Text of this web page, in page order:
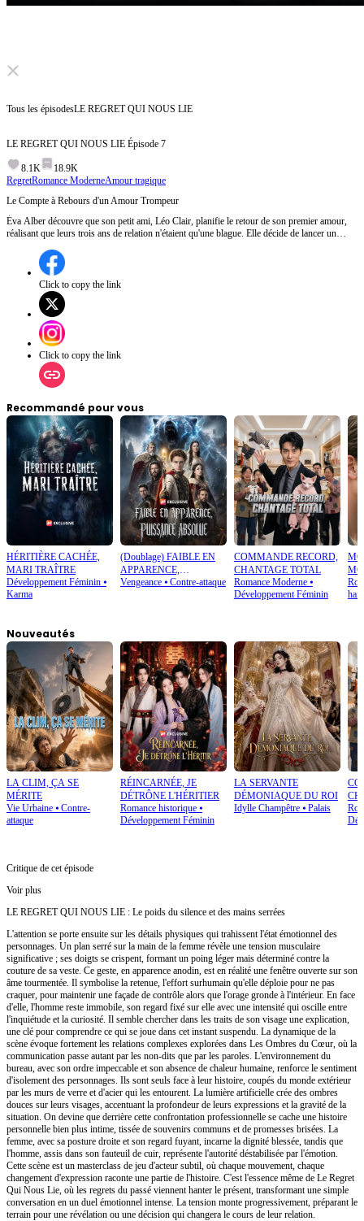
Click to unmute
Tous les épisodesLE REGRET QUI NOUS LIE
LE REGRET QUI NOUS LIE Épisode 7
8.1K
18.9K
RegretRomance ModerneAmour tragique
Le Compte à Rebours d'un Amour Trompeur
Éva Alber découvre que son petit ami, Léo Clair, planifie le retour de son premier amour,
réalisant que leurs trois ans de relation n'étaient qu'une blague. Elle décide de lancer un
réalisant trop tard son erreur, se précipite à l'aéroport mais le vol d'Éva est déjà parti.Que
contient la lettre d'adieu d'Éva et comment Léo va-t-il réagir en la découvrant ?
Click to copy the link
Click to copy the link
Recommandé pour vous
HÉRITIÈRE CACHÉE,
MARI TRAÎTRE
Développement Féminin ⦁
Karma
(Doublage) FAIBLE EN
APPARENCE,
PUISSANCE ABSOLUE
Vengeance⦁ Contre-attaque
COMMANDE RECORD,
CHANTAGE TOTAL
Romance Moderne⦁
Développement Féminin
Nouveautés
LA CLIM, ÇA SE
MÉRITE
Vie Urbaine ⦁ Contre-
attaque
RÉINCARNÉE, JE
DÉTRÔNE L'HÉRITIER
Romance historique⦁
Développement Féminin
LA SERVANTE
DÉMONIAQUE DU ROI
Idylle Champêtre⦁ Palais
Critique de cet épisode
Voir plus
LE REGRET QUI NOUS LIE : Le poids du silence et des mains serrées
L'attention se porte ensuite sur les détails physiques qui trahissent l'état émotionnel des
personnages. Un plan serré sur la main de la femme révèle une tension musculaire
significative ; ses doigts se crispent, formant un poing léger mais déterminé contre la
couture de sa veste. Ce geste, en apparence anodin, est en réalité une fenêtre ouverte sur son
âme tourmentée. Il symbolise la retenue, l'effort surhumain qu'elle déploie pour ne pas
craquer, pour maintenir une façade de contrôle alors que l'orage gronde à l'intérieur. En face
d'elle, l'homme reste immobile, son regard fixé sur elle avec une intensité qui oscille entre
l'inquiétude et la curiosité. Il semble chercher dans les traits de son visage une explication,
une clé pour comprendre ce qui se joue dans cet instant suspendu. La dynamique de la
scène évoque fortement les relations complexes explorées dans Les Ombres du Cœur, où la
communication passe autant par les non-dits que par les paroles. L'environnement du
bureau, avec son ordre impeccable et son absence de chaleur humaine, renforce le sentiment
d'isolement des personnages. Ils sont seuls face à leur histoire, coupés du monde extérieur
par les murs de verre et d'acier qui les entourent. La lumière artificielle crée des ombres
douces sur leurs visages, accentuant la profondeur de leurs expressions et la gravité de la
situation. On devine que derrière cette confrontation professionnelle se cache une histoire
personnelle bien plus intime, tissée de souvenirs communs et de promesses brisées. La
femme, avec sa posture droite et son regard fuyant, incarne la dignité blessée, tandis que
l'homme, assis dans son fauteuil de cuir, représente l'autorité déstabilisée par l'émotion.
Cette scène est un masterclass de jeu d'acteur subtil, où chaque mouvement, chaque
changement d'expression raconte une partie de l'histoire. C'est l'essence même de Le Regret
Qui Nous Lie, où les regrets du passé viennent hanter le présent, transformant une simple
conversation en un duel émotionnel intense. La tension monte progressivement, préparant le
terrain pour une révélation ou une décision qui changera le cours de leur relation.